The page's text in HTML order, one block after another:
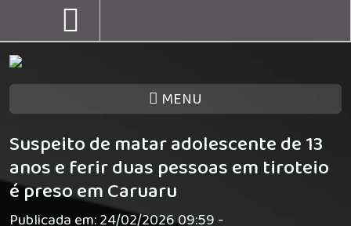
MENU
Suspeito de matar adolescente de 13
anos e ferir duas pessoas em tiroteio
é preso em Caruaru
Publicada em: 24/02/2026 09:59 -